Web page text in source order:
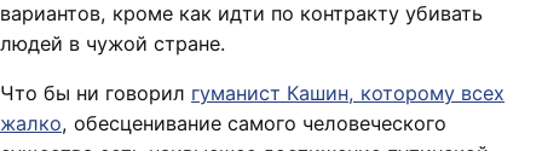
вариантов, кроме как идти по контракту убивать
людей в чужой стране.
Что бы ни говорил гуманист Кашин, которому всех
жалко, обесценивание самого человеческого